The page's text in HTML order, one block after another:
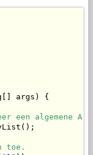
args) {
een algemene
toe.